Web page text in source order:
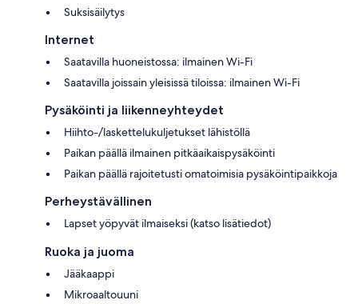
Suksisäilytys
Internet
Saatavilla huoneistossa: ilmainen Wi-Fi
Saatavilla joissain yleisissä tiloissa: ilmainen Wi-Fi
Pysäköinti ja liikenneyhteydet
Hiihto-/laskettelukuljetukset lähistöllä
Paikan päällä ilmainen pitkäaikaispysäköinti
Paikan päällä rajoitetusti omatoimisia pysäköintipaikkoja
Perheystävällinen
Lapset yöpyvät ilmaiseksi (katso lisätiedot)
Ruoka ja juoma
Jääkaappi
Mikroaaltouuni